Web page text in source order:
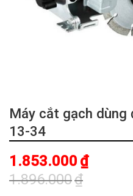
Máy cắt gạch dùng
13-34
1.896.000₫
1.853.000 ₫